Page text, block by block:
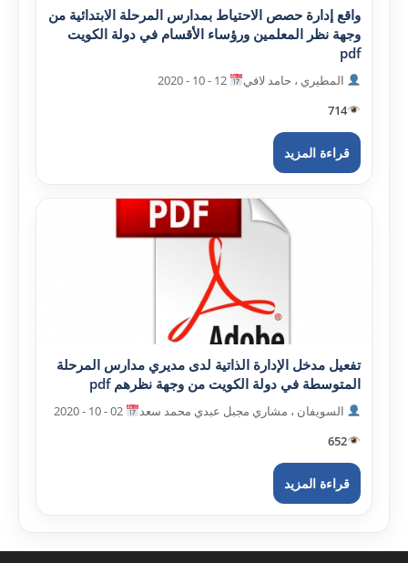
واقع إدارة حصص الاحتياط بمدارس المرحلة الابتدائية من
وجهة نظر المعلمين ورؤساء الأقسام في دولة الکويت
pdf
المطيري ، حامد لافي
714
قراءة المزيد
تفعيل مدخل الإدارة الذاتية لدى مديري مدارس المرحلة
المتوسطة في دولة الکويت من وجهة نظرهم pdf
السويفان ، مشاري مجبل عبدي محمد سعد
652
قراءة المزيد